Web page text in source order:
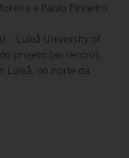
e Paulo Pinheiro
– Luleå University of
projeto (ao centro),
Luleå, no norte da